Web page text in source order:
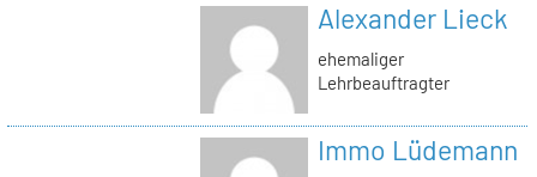
Alexander Lieck
ehemaliger
Lehrbeauftragter
Immo Lüdemann